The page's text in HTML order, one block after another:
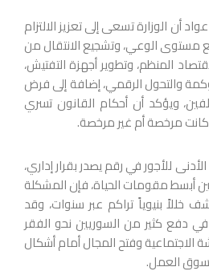
أن الوزارة تسعى إلى تعزيز الالتزام
مستوى الوعي، وتشجيع الانتقال من
المنظم، وتطوير أجهزة التفتيش،
والتحول الرقمي، إضافة إلى فرض
ويؤكد أن أحكام القانون تسري
مرخصة أم غير مرخصة.
للأجور في رقم يصدر بقرار إداري،
أبسط مقومات الحياة، فإن المشكلة
خللاً بنيوياً تراكم عبر سنوات، وقد
دفع كثير من السوريين نحو الفقر
وفتح المجال أمام أشكال
سوق العمل.